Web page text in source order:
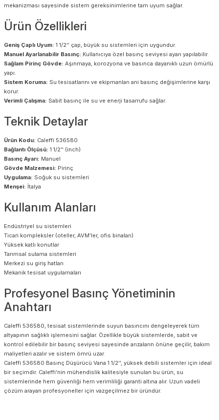
mekanizması sayesinde sistem gereksinimlerine tam uyum sağlar.
Ürün Özellikleri
Geniş Çaplı Uyum: 1 1/2'' çap, büyük su sistemleri için uygundur.
Manuel Ayarlanabilir Basınç: Kullanıcıya özel basınç seviyesi ayarı yapılabilir.
Sağlam Pirinç Gövde: Aşınmaya, korozyona ve basınca dayanıklı uzun ömürlü
yapı.
Sistem Koruma: Su tesisatlarını ve ekipmanları ani basınç değişimlerine karşı
korur.
Verimli Çalışma: Sabit basınç ile su ve enerji tasarrufu sağlar.
Teknik Detaylar
Ürün Kodu: Caleffi 536580
Bağlantı Ölçüsü: 1 1/2'' (inch)
Basınç Ayarı: Manuel
Gövde Malzemesi: Pirinç
Uygulama: Soğuk su sistemleri
Menşei: İtalya
Kullanım Alanları
Endüstriyel su sistemleri
Ticari kompleksler (oteller, AVM’ler, ofis binaları)
Yüksek katlı konutlar
Tarımsal sulama sistemleri
Merkezi su giriş hatları
Mekanik tesisat uygulamaları
Profesyonel Basınç Yönetiminin
Anahtarı
Caleffi 536580, tesisat sistemlerinde suyun basıncını dengeleyerek tüm
altyapının sağlıklı işlemesini sağlar. Özellikle büyük sistemlerde, sabit ve
kontrol edilebilir bir basınç seviyesi sayesinde arızaların önüne geçilir, bakım
maliyetleri azalır ve sistem ömrü uzar.
Caleffi 536580 Basınç Düşürücü Vana 1 1/2'', yüksek debili sistemler için ideal
bir seçimdir. Caleffi’nin mühendislik kalitesiyle sunulan bu ürün, su
sistemlerinde hem güvenliği hem verimliliği garanti altına alır. Uzun vadeli
çözüm arayan profesyoneller için vazgeçilmez bir üründür.